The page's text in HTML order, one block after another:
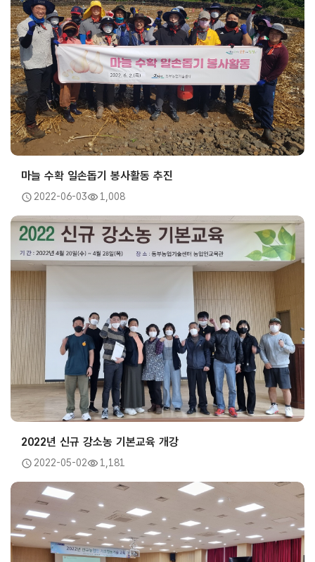
마늘 수확 일손돕기 봉사활동 추진
2022-06-03 1,008
2022년 신규 강소농 기본교육 개강
2022-05-02 1,181